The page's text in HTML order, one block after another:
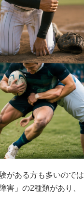
がある方も多いのでは
害」の2種類があり、